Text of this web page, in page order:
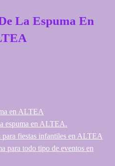
La Espuma En
en ALTEA
espuma en ALTEA.
fiestas infantiles en ALTEA
para todo tipo de eventos en